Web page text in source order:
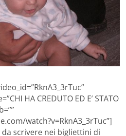
HA CREDUTO ED E’ STATO
watch?v=RknA3_3rTuc”]
da scrivere nei bigliettini di